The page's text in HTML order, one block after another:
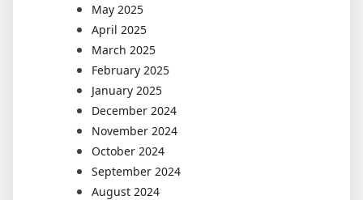
May 2025
April 2025
March 2025
February 2025
January 2025
December 2024
November 2024
October 2024
September 2024
August 2024